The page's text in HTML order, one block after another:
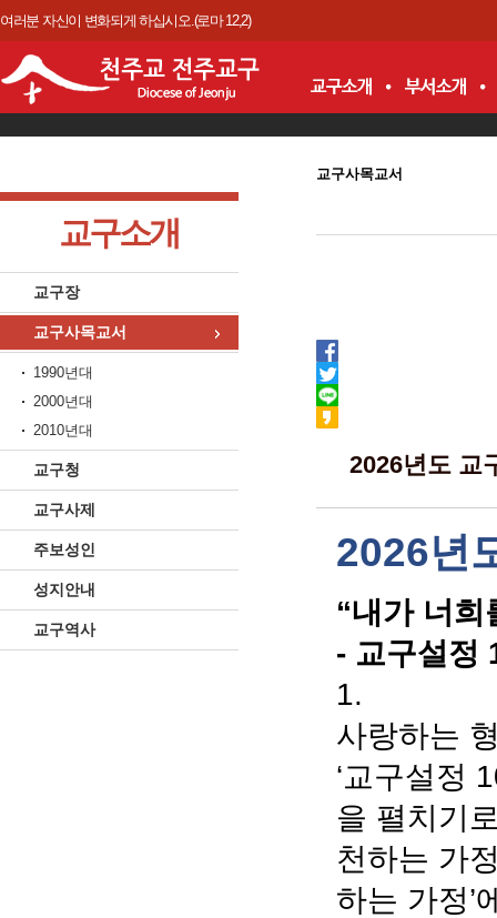
여러분 자신이 변화되게 하십시오.(로마 12,2)
교구소개
교구장
교구사목교서
1990년대
2000년대
2010년대
교구청
교구사제
주보성인
성지안내
교구역사
교구사목교서
2026년도 교
2026년
“내가 너
- 교구설정
1.
사랑하는
‘교구설정
을 펼치기
천하는 가
하는 가정’